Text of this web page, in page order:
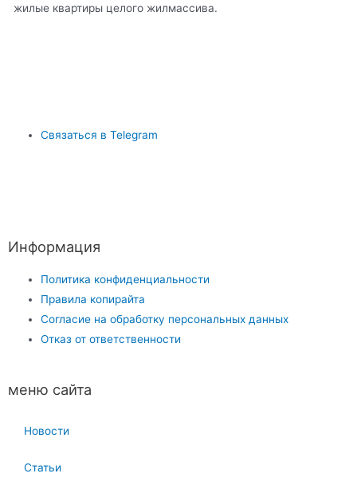
жилые квартиры целого жилмассива.
Связаться в Telegram
Информация
Политика конфиденциальности
Правила копирайта
Согласие на обработку персональных данных
Отказ от ответственности
меню сайта
Новости
Статьи